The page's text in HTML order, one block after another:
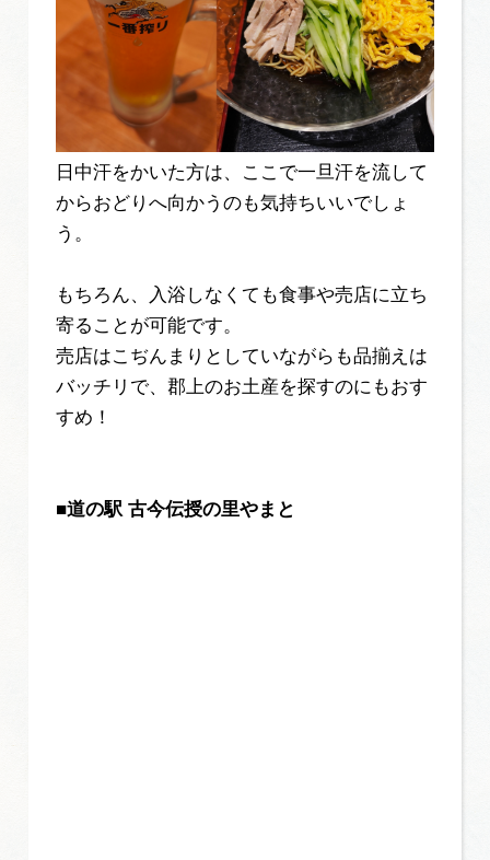
日中汗をかいた方は、ここで一旦汗を流して
からおどりへ向かうのも気持ちいいでしょ
う。
もちろん、入浴しなくても食事や売店に立ち
寄ることが可能です。
売店はこぢんまりとしていながらも品揃えは
バッチリで、郡上のお土産を探すのにもおす
すめ！
■道の駅 古今伝授の里やまと